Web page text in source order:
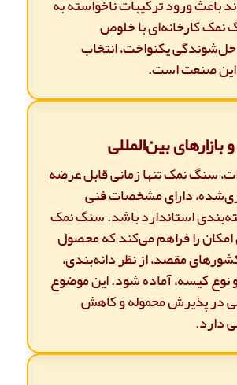
باعث ورود ترکیبات ناخواسته به
کارخانه‌ای با خلوص
یکنواخت، انتخاب
این صنعت است.
سنگ نمک تنها زمانی قابل عرضه
دارای مشخصات فنی
استاندارد باشد. سنگ نمک
امکان را فراهم می‌کند که محصول
مقصد، از نظر دانه‌بندی،
نوع کیسه، آماده شود. این موضوع
در پذیرش محموله و کاهش
دارد.